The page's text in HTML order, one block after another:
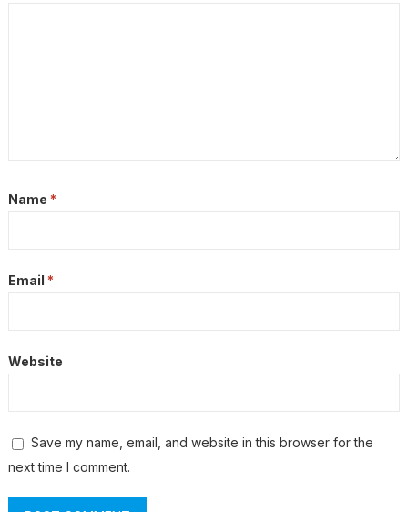
Name *
Email *
Website
Save my name, email, and website in this browser for the
next time I comment.